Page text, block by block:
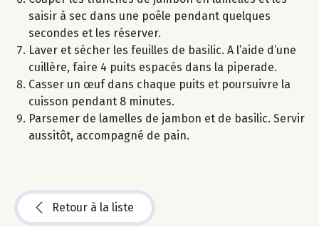
saisir à sec dans une poêle pendant quelques
secondes et les réserver.
Laver et sécher les feuilles de basilic. A l’aide d’une
cuillère, faire 4 puits espacés dans la piperade.
Casser un œuf dans chaque puits et poursuivre la
cuisson pendant 8 minutes.
Parsemer de lamelles de jambon et de basilic. Servir
aussitôt, accompagné de pain.
Retour à la liste